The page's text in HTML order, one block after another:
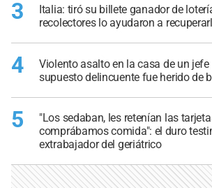
3
Italia: tiró su billete ganador de
recolectores lo ayudaron a
4
Violento asalto en la casa de un
supuesto delincuente fue herido de
5
"Los sedaban, les retenían las
comprábamos comida": el duro
extrabajador del geriátrico